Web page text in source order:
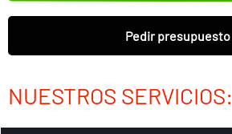
Pedir presupuesto
NUESTROS SERVICIOS: